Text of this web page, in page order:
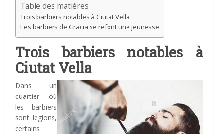
Table des matières
Trois barbiers notables à Ciutat Vella
Les barbiers de Gracia se refont une jeunesse
Trois barbiers notables à
Ciutat Vella
Dans un
quartier où
les barbiers
sont légions,
certains